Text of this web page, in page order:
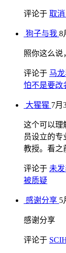
评论于 取
狗子与我 8
照你这么说
评论于 马
怕不是要改
大猩猩 7月
这个可以理
员设立的专
教授。看之
评论于 未
被质疑
感谢分享 5
感谢分享
评论于